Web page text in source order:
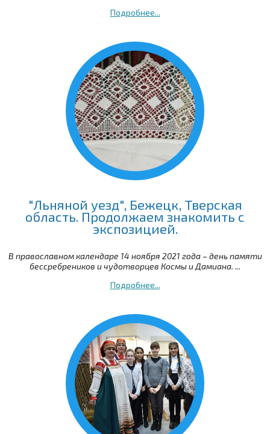
Подробнее...
"Льняной уезд", Бежецк, Тверская
область. Продолжаем знакомить с
экспозицией.
В православном календаре 14 ноября 2021 года – день памяти
бессребреников и чудотворцев Космы и Дамиана. ...
Подробнее...